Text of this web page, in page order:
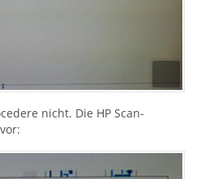
nicht. Die HP Scan-